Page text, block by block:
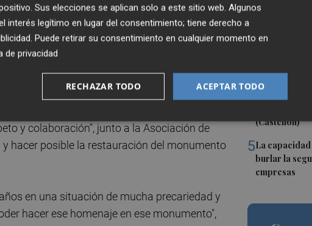
2El cambio
revela la
europea
El CACV
y la creación
primer
Controlado
(Castellón)
5La
burlar la
empresas
del metro", ha señalado la primera edil,
y la decisión de que las banderas
también la de hacer extensivo el minuto de
y a las alcaldías pedáneas de la ciudad.
Ayuntamiento de València se ha querido
se ha hecho "todo lo que estaba" a su
y colaboración", junto a la Asociación de
hacer posible la restauración del monumento
en una situación de mucha precariedad y
hacer ese homenaje en ese monumento",
Sus elecciones se aplican solo a este sitio web. Algunos
interés legítimo en lugar del consentimiento; tiene derecho a
. Puede retirar su consentimiento en cualquier momento en
de privacidad
ACEPTAR TODO
RECHAZAR TODO